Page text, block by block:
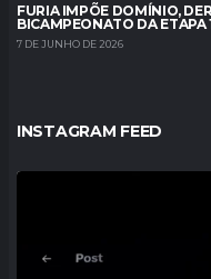
FURIA IMPÕE DOMÍNIO,
BICAMPEONATO DA ETAPA
7 DE JUNHO DE 2026
INSTAGRAM FEED